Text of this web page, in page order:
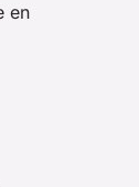
en